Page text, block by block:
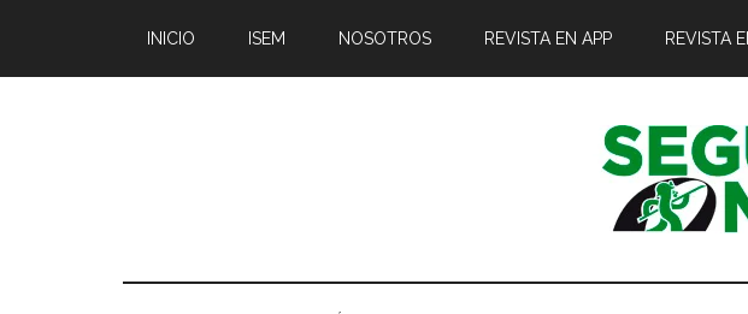
contenido
secondary
la
pie
INICIO ISEM NOSOTROS REVISTA EN APP REVISTA